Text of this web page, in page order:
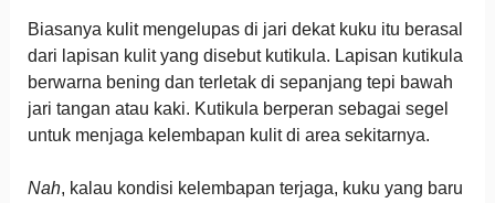
Biasanya kulit mengelupas di jari dekat kuku itu berasal
dari lapisan kulit yang disebut kutikula. Lapisan kutikula
berwarna bening dan terletak di sepanjang tepi bawah
jari tangan atau kaki. Kutikula berperan sebagai segel
untuk menjaga kelembapan kulit di area sekitarnya.
Nah, kalau kondisi kelembapan terjaga, kuku yang baru